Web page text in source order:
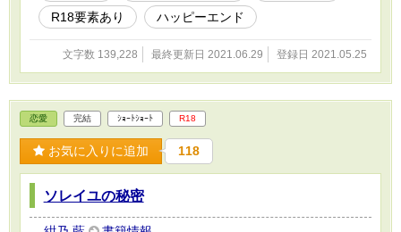
われる表現があります
R18要素あり
ハッピーエンド
文字数 139,228 最終更新日 2021.06.29 登録日 2021.05.25
恋愛 完結 ｼｮｰﾄｼｮｰﾄ R18
お気に入りに追加 118
ソレイユの秘密